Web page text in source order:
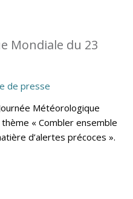
Mondiale du 23
de presse
Météorologique
« Combler ensemble
d’alertes précoces ».